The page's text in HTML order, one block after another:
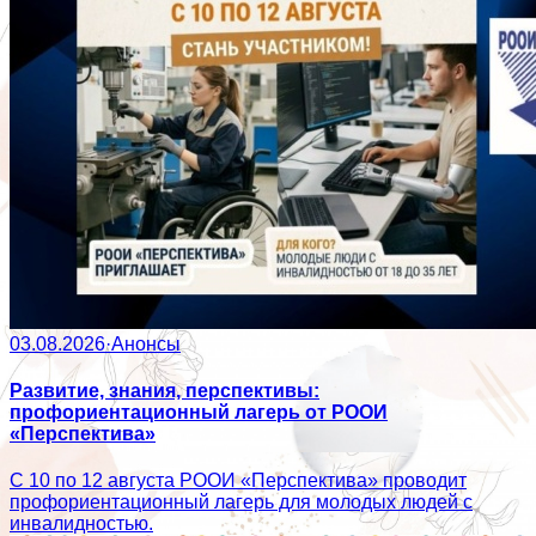
03.08.2026·Анонсы
Развитие, знания, перспективы:
профориентационный лагерь от РООИ
«Перспектива»
С 10 по 12 августа РООИ «Перспектива» проводит
профориентационный лагерь для молодых людей с
инвалидностью.